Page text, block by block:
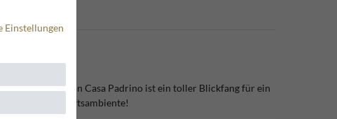
Büste von Casa Padrino ist ein toller Blickfang für ein
-oder Geschäftsambiente!
Einstellungen